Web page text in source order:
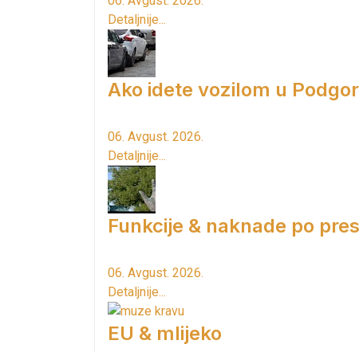
Detaljnije...
Ako idete vozilom u
06. Avgust. 2026.
Detaljnije...
Funkcije & naknade po
06. Avgust. 2026.
Detaljnije...
EU & mlijeko